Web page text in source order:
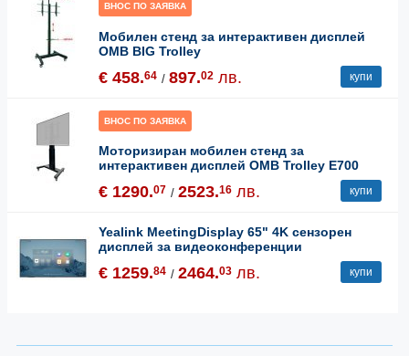
ВНОС ПО ЗАЯВКА
Мобилен стенд за интерактивен дисплей
OMB BIG Trolley
€ 458.64 / 897.02 лв. купи
ВНОС ПО ЗАЯВКА
Моторизиран мобилен стенд за
интерактивен дисплей OMB Trolley E700
€ 1290.07 / 2523.16 лв. купи
Yealink MeetingDisplay 65" 4K сензорен
дисплей за видеоконференции
€ 1259.84 / 2464.03 лв. купи